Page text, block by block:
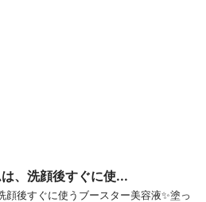
、洗顔後すぐに使...
顔後すぐに使うブースター美容液✨塗っ